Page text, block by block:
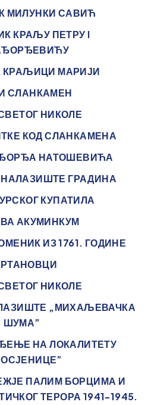
МИЛУНКИ САВИЋ
КРАЉУ ПЕТРУ I
КРАЉИЦИ МАРИЈИ
СЛАНКАМЕН
НИКОЛЕ
КОД СЛАНКАМЕНА
НАТОШЕВИЋА
ГРАДИНА
КУПАТИЛА
АКУМИНКУМ
ИЗ 1761. ГОДИНЕ
НИКОЛЕ
„МИХАЉЕВАЧКА
ШУМА”
НА ЛОКАЛИТЕТУ
ПАЛИМ БОРЦИМА И
ТЕРОРА 1941-1945.